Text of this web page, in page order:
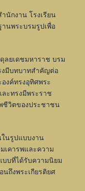
นักงาน โรงเรียน
นพระบรมรูปเพื่อ
ลยเดชมหาราช บรม
งมีบทบาทสำคัญต่อ
งค์ทรงอุทิศพระ
ะทรงมีพระราช
วิตของประชาชน
ในรูปแบบงาน
เคารพและความ
บที่ได้รับความนิยม
ถึงพระเกียรติยศ